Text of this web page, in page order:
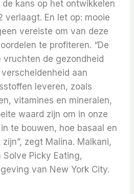
kans op het ontwikkelen
verlaagt. En let op: mooie
vereiste om van deze
te profiteren. “De
de gezondheid
aan
leveren, zoals
vitamines en mineralen,
waard zijn om in onze
te bouwen, hoe basaal en
zegt Malina. Malkani,
Solve Picky Eating,
van New York City.